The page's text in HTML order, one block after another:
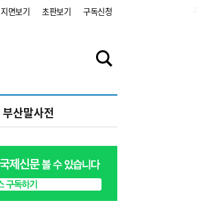
지면보기 초판보기 구독신청
부산말사전